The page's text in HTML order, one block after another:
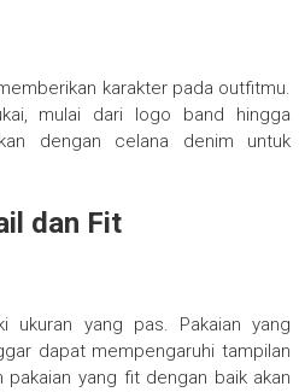
karakter pada outfitmu.
mulai dari logo band hingga
dengan celana denim untuk
dan Fit
ukuran yang pas. Pakaian yang
dapat mempengaruhi tampilan
pakaian yang fit dengan baik akan